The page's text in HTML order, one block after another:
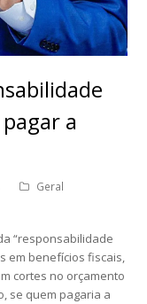
a
Geral
“responsabilidade
em benefícios fiscais,
cortes no orçamento
se quem pagaria a